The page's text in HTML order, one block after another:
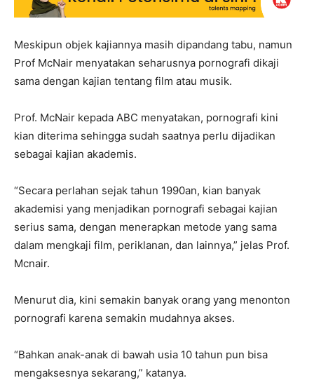
Meskipun objek kajiannya masih dipandang tabu, namun
Prof McNair menyatakan seharusnya pornografi dikaji
sama dengan kajian tentang film atau musik.
Prof. McNair kepada ABC menyatakan, pornografi kini
kian diterima sehingga sudah saatnya perlu dijadikan
sebagai kajian akademis.
“Secara perlahan sejak tahun 1990an, kian banyak
akademisi yang menjadikan pornografi sebagai kajian
serius sama, dengan menerapkan metode yang sama
dalam mengkaji film, periklanan, dan lainnya,” jelas Prof.
Mcnair.
Menurut dia, kini semakin banyak orang yang menonton
pornografi karena semakin mudahnya akses.
“Bahkan anak-anak di bawah usia 10 tahun pun bisa
mengaksesnya sekarang,” katanya.